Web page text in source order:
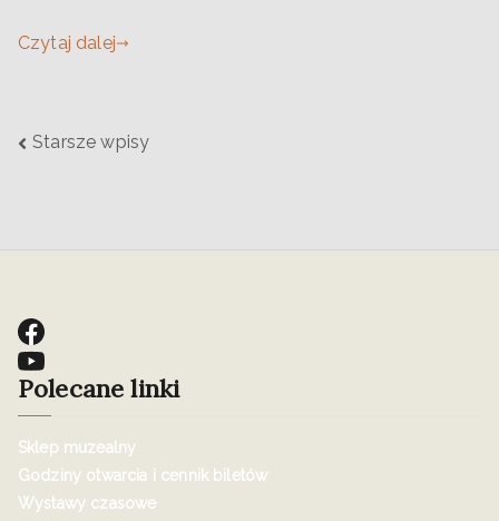
Czytaj dalej
Starsze wpisy
Polecane linki
Sklep muzealny
Godziny otwarcia i cennik biletów
Wystawy czasowe